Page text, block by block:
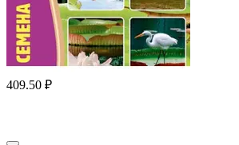
409.50 ₽